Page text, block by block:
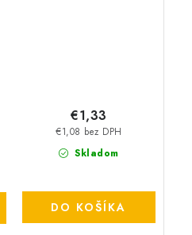
Skladom
€1,08 bez DPH
€1,33
DO KOŠÍKA